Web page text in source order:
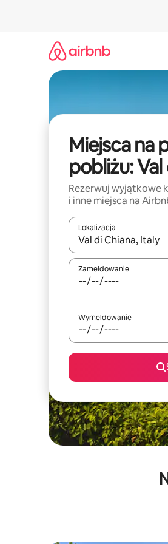
Miejsca na
pobliżu:
Rezerwuj wyjątkowe
i inne miejsca na
Lokalizacja
Gdy wyniki będą
Zameldowanie
Wymeldowanie